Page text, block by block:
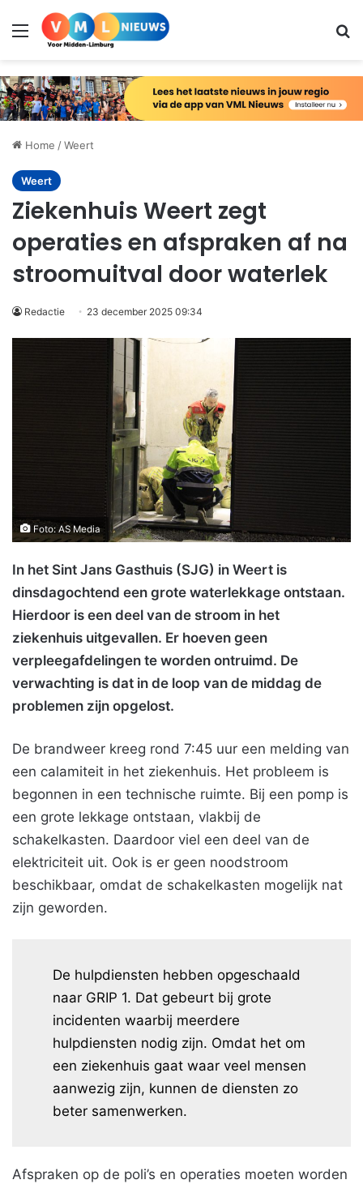
Menu
Home /Weert
Weert
Ziekenhuis Weert zegt
operaties en afspraken af na
stroomuitval door waterlek
Redactie 23 december 2025 09:34
Foto: AS Media
In het Sint Jans Gasthuis (SJG) in Weert is
dinsdagochtend een grote waterlekkage ontstaan.
Hierdoor is een deel van de stroom in het
ziekenhuis uitgevallen. Er hoeven geen
verpleegafdelingen te worden ontruimd. De
verwachting is dat in de loop van de middag de
problemen zijn opgelost.
De brandweer kreeg rond 7:45 uur een melding van
een calamiteit in het ziekenhuis. Het probleem is
begonnen in een technische ruimte. Bij een pomp is
een grote lekkage ontstaan, vlakbij de
schakelkasten. Daardoor viel een deel van de
elektriciteit uit. Ook is er geen noodstroom
beschikbaar, omdat de schakelkasten mogelijk nat
zijn geworden.
De hulpdiensten hebben opgeschaald
naar GRIP 1. Dat gebeurt bij grote
incidenten waarbij meerdere
hulpdiensten nodig zijn. Omdat het om
een ziekenhuis gaat waar veel mensen
aanwezig zijn, kunnen de diensten zo
beter samenwerken.
Afspraken op de poli’s en operaties moeten worden